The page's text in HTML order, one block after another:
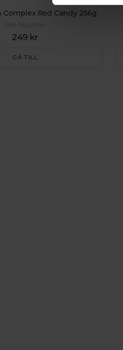
Complex Red Candy 256g
Star Nutrition
249 kr
GÅ TILL